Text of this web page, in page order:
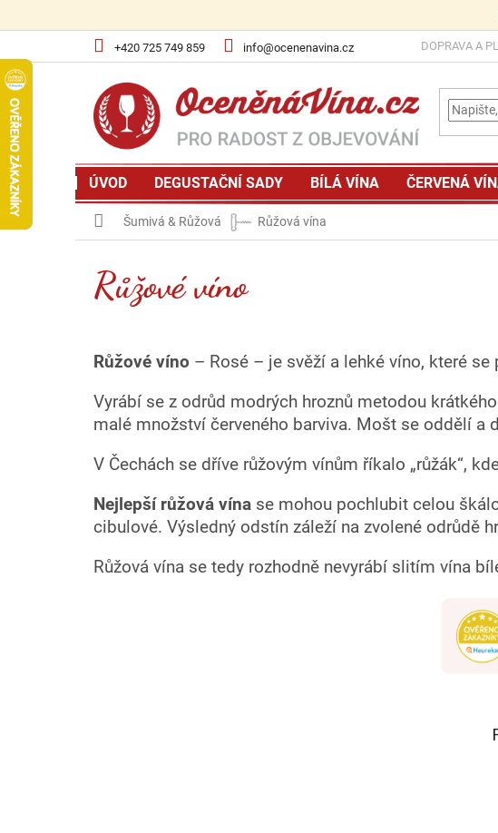
+420 725 749 859 info@ocenenavina.cz DOPRAVA A
ÚVOD DEGUSTAČNÍ SADY BÍLÁ VÍNA ČERVENÁ
Domů
Šumivá & Růžová Růžová vína
Růžové víno
Růžové víno – Rosé – je svěží a lehké víno, které se
Vyrábí se z odrůd modrých hroznů metodou
malé množství červeného barviva. Mošt se oddělí a
V Čechách se dříve růžovým vínům říkalo „růžák“,
Nejlepší růžová vína se mohou pochlubit celou
cibulové. Výsledný odstín záleží na zvolené odrůdě
Růžová vína se tedy rozhodně nevyrábí slitím vína